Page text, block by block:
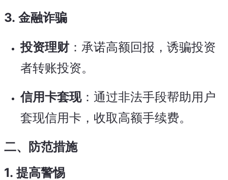
3. 金融诈骗
投资理财 ：承诺高额回报，诱骗投资
者转账投资。
信用卡套现：通过非法手段帮助用户
套现信用卡，收取高额手续费。
二、防范措施
1. 提高警惕